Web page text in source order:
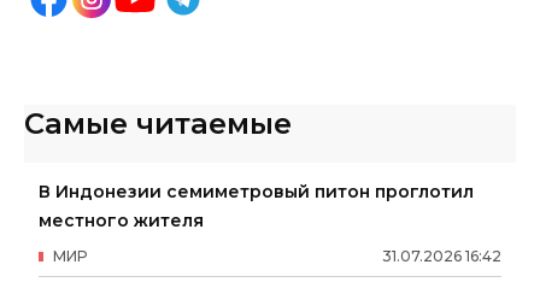
Самые читаемые
В Индонезии семиметровый питон проглотил
местного жителя
31.07.2026 16:42
МИР